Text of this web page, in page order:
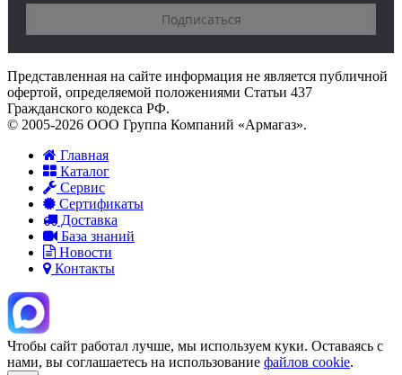
Представленная на сайте информация не является публичной
офертой, определяемой положениями Статьи 437
Гражданского кодекса РФ.
© 2005-2026 ООО Группа Компаний «Армагаз».
Главная
Каталог
Сервис
Сертификаты
Доставка
База знаний
Новости
Контакты
Чтобы сайт работал лучше, мы используем куки. Оставаясь с
нами, вы соглашаетесь на использование файлов cookie.